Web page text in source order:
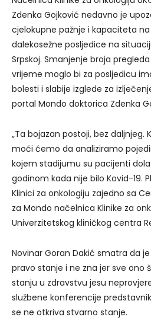
Zdenka Gojković nedavno je
cjelokupne pažnje i kapaciteta
dalekosežne posljedice na
Srpskoj. Smanjenje broja
vrijeme moglo bi za posljedicu
bolesti i slabije izglede za
portal Mondo doktorica Zdenka
„Ta bojazan postoji, bez daljnjeg.
moći ćemo da analiziramo
kojem stadijumu su pacijenti
godinom kada nije bilo Kovid-19.
Klinici za onkologiju zajedno sa
za Mondo načelnica Klinike za
Univerzitetskog kliničkog centra
Novinar Goran Dakić smatra da
pravo stanje i ne zna jer sve ono
stanju u zdravstvu jesu
službene konferencije
se ne otkriva stvarno stanje.